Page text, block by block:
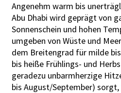
Angenehm warm bis
Abu Dhabi wird geprägt von
Sonnenschein und hohen
umgeben von Wüste und
dem Breitengrad für milde
bis heiße Frühlings- und
geradezu unbarmherzige
bis August/September) sorgt,